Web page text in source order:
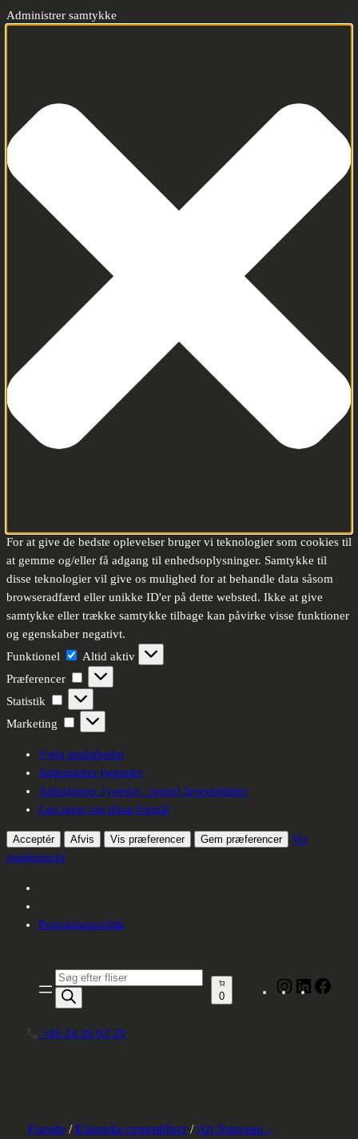
Administrer samtykke
For at give de bedste oplevelser bruger vi teknologier som cookies til
at gemme og/eller få adgang til enhedsoplysninger. Samtykke til
disse teknologier vil give os mulighed for at behandle data såsom
browseradfærd eller unikke ID'er på dette websted. Ikke at give
samtykke eller trække samtykke tilbage kan påvirke visse funktioner
og egenskaber negativt.
Funktionel
Funktionel
Altid aktiv
Præferencer
Præferencer
Statistik Statistik
Marketing Marketing
Vælg muligheder
Administrer tjenester
Administrer {vendor_count} leverandører
Læs mere om disse formål
Acceptér Afvis Vis præferencer Gem præferencer
Vis
præferencer
Persondatapolitik
indhold
Produktsøgning
0
Instagram
LinkedIn
+45 24 20 93 29
Forside/Klassiske cementfliser/ Art Nouveau –